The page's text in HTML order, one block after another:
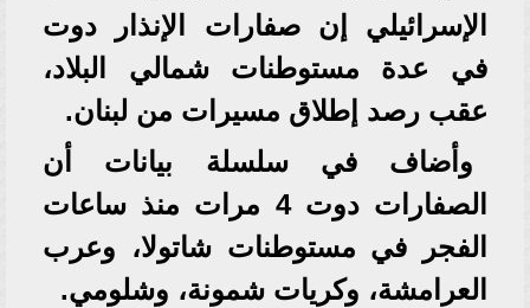
الإسرائيلي إن صفارات الإنذار دوت
في عدة مستوطنات شمالي البلاد،
عقب رصد إطلاق مسيرات من لبنان.
وأضاف في سلسلة بيانات أن
الصفارات دوت 4 مرات منذ ساعات
الفجر في مستوطنات شاتولا، وعرب
العرامشة، وكريات شمونة، وشلومي.